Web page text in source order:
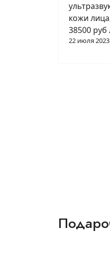
кожи
38500 руб
22 июля 2023